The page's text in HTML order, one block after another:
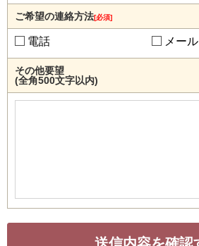
ご希望の連絡方法[必須]
電話 メール
その他要望
(全角500文字以内)